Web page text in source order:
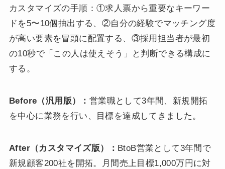
カスタマイズの手順：①求人票から重要なキーワー
ドを5〜10個抽出する、②自分の経験でマッチング度
が高い要素を冒頭に配置する、③採用担当者が最初
の10秒で「この人は使えそう」と判断できる構成に
する。
Before（汎用版）： 営業職として3年間、新規開拓
を中心に業務を行い、目標を達成してきました。
After（カスタマイズ版）： BtoB営業として3年間で
新規顧客200社を開拓。月間売上目標1,000万円に対